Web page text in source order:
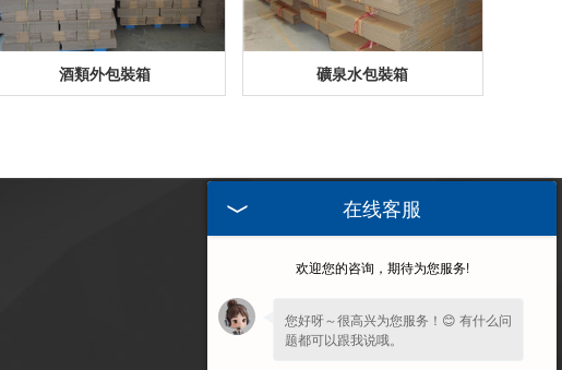
酒類外包裝箱 礦泉水包裝箱
訪問手機端
在线客服
欢迎您的咨询，期待为您服务!
您好呀～很高兴为您服务！😊 有什么问
题都可以跟我说哦。